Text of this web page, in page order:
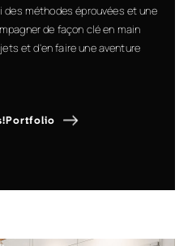
des méthodes éprouvées et une
de façon clé en main
et d'en faire une aventure
Portfolio